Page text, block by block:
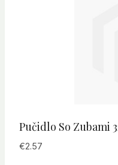
Pučidlo So Zubami
€2.57